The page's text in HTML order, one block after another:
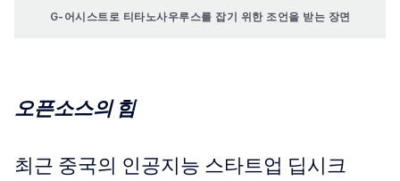
G-어시스트로 티타노사우루스를 잡기 위한 조언을 받는 장면
오픈소스의 힘
최근 중국의 인공지능 스타트업 딥시크